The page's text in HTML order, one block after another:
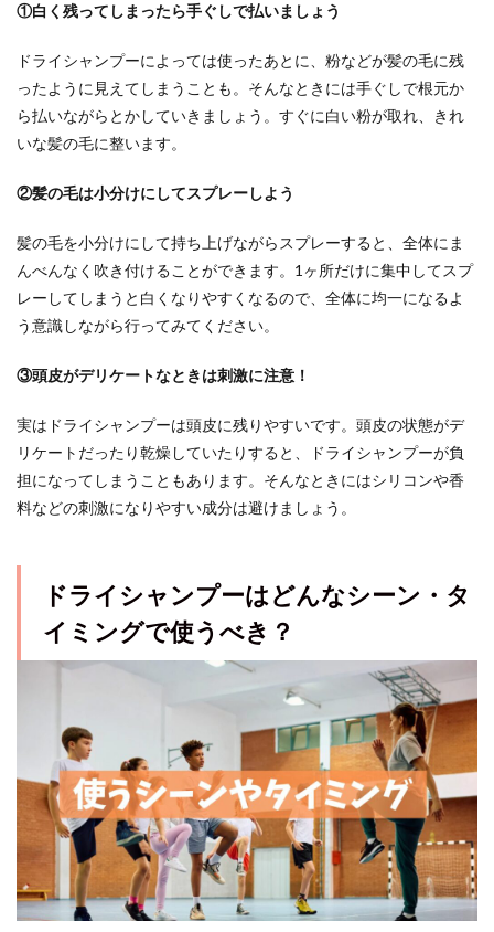
①白く残ってしまったら手ぐしで払いましょう
ドライシャンプーによっては使ったあとに、粉などが髪の毛に残
ったように見えてしまうことも。そんなときには手ぐしで根元か
ら払いながらとかしていきましょう。すぐに白い粉が取れ、きれ
いな髪の毛に整います。
②髪の毛は小分けにしてスプレーしよう
髪の毛を小分けにして持ち上げながらスプレーすると、全体にま
んべんなく吹き付けることができます。1ヶ所だけに集中してスプ
レーしてしまうと白くなりやすくなるので、全体に均一になるよ
う意識しながら行ってみてください。
③頭皮がデリケートなときは刺激に注意！
実はドライシャンプーは頭皮に残りやすいです。頭皮の状態がデ
リケートだったり乾燥していたりすると、ドライシャンプーが負
担になってしまうこともあります。そんなときにはシリコンや香
料などの刺激になりやすい成分は避けましょう。
ドライシャンプーはどんなシーン・タ
イミングで使うべき？